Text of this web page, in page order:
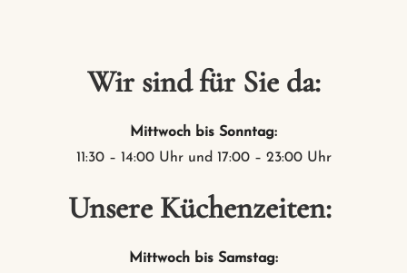
Wir sind für Sie da:
Mittwoch bis Sonntag:
11:30 – 14:00 Uhr und 17:00 – 23:00 Uhr
Unsere Küchenzeiten:
Mittwoch bis Samstag: